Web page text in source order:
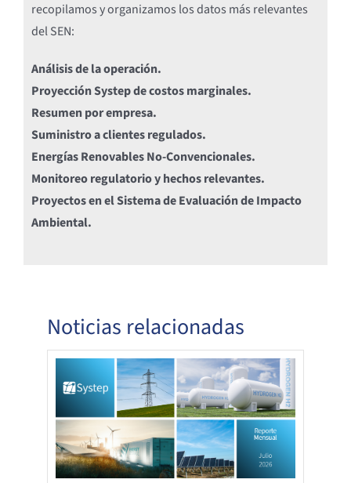
recopilamos y organizamos los datos más relevantes
del SEN:
Análisis de la operación.
Proyección Systep de costos marginales.
Resumen por empresa.
Suministro a clientes regulados.
Energías Renovables No-Convencionales.
Monitoreo regulatorio y hechos relevantes.
Proyectos en el Sistema de Evaluación de Impacto
Ambiental.
Noticias relacionadas